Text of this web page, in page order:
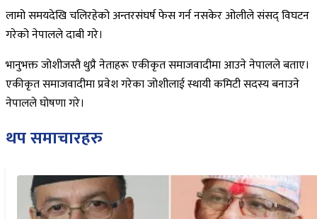
लामो समयदेखि चलिरहेको अन्तरसंघर्ष फेस गर्न नसकेर ओलीले संसद् विघटन
गरेको नेपालले दाबी गरे।
भानुभक्त जोशीजस्तै थुप्रै नेताहरू एकीकृत समाजवादीमा आउने नेपालले बताए।
एकीकृत समाजवादीमा प्रवेश गरेका जोशीलाई स्थायी कमिटी सदस्य बनाउने
नेपालले घोषणा गरे।
थप समाचारहरु